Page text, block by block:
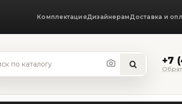
КомплектацияДизайнерамДоставка и
+7